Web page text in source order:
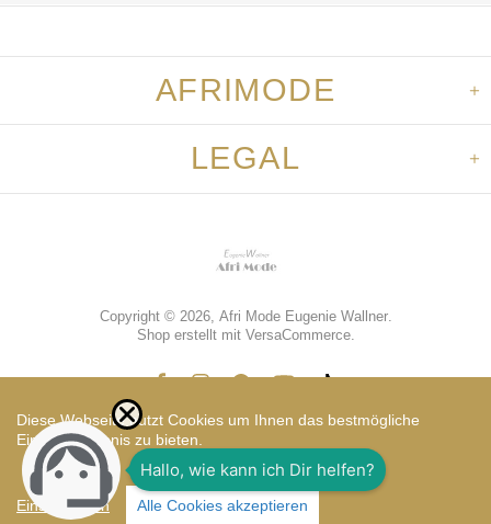
AFRIMODE
LEGAL
Copyright © 2026, Afri Mode Eugenie Wallner.
Shop erstellt mit VersaCommerce.
Vorkasse
Diese Webseite nutzt Cookies um Ihnen das bestmögliche
Einkaufserlebnis zu bieten.
Einstellungen Alle Cookies akzeptieren